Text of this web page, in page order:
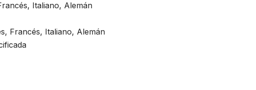
Italiano, Alemán
Francés, Italiano, Alemán